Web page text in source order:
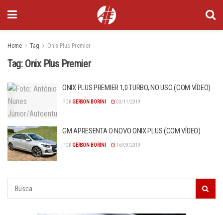
Home Tag Onix Plus Premier
Tag: Onix Plus Premier
ONIX PLUS PREMIER 1,0 TURBO, NO USO (COM VÍDEO)
POR GERSON BORINI 03/11/2019
GM APRESENTA O NOVO ONIX PLUS (COM VÍDEO)
POR GERSON BORINI 16/09/2019